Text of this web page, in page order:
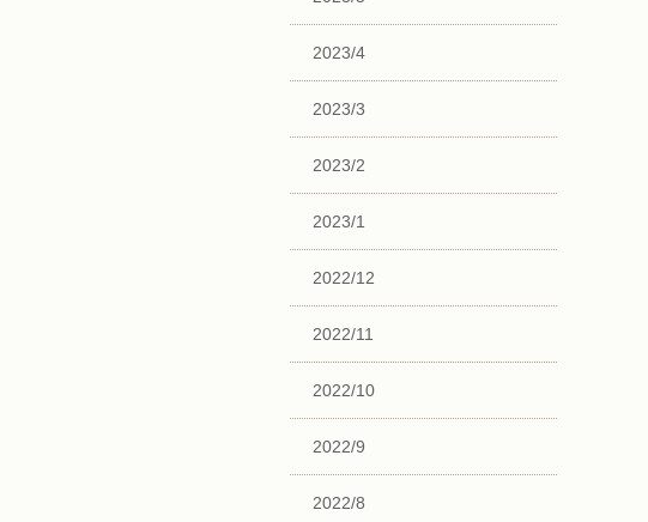
2023/4
2023/3
2023/2
2023/1
2022/12
2022/11
2022/10
2022/9
2022/8